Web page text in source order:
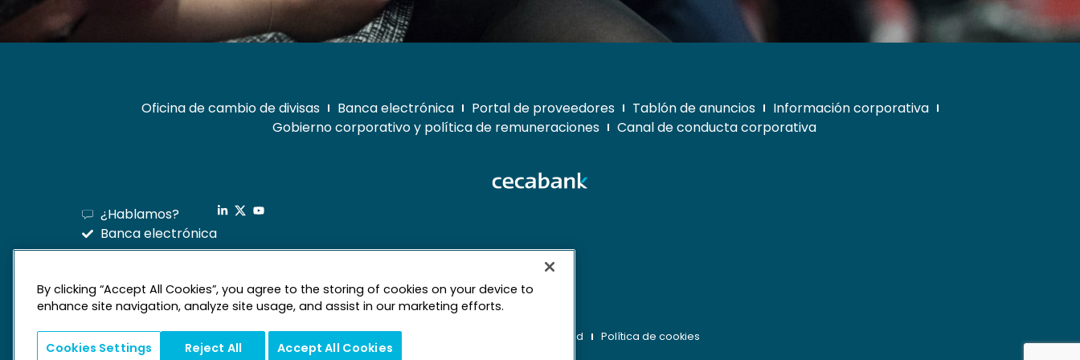
Oficina de cambio de divisas Banca electrónica Portal de proveedores Tablón de anuncios
Información corporativa
Gobierno corporativo y política de remuneraciones
Canal de conducta corporativa
¿Hablamos?
Banca electrónica
Aviso legal Derechos de privacidad Política de cookies
By clicking “Accept All Cookies”, you agree to the storing of cookies on your device to
enhance site navigation, analyze site usage, and assist in our marketing efforts.
Cookies Settings Reject All Accept All Cookies